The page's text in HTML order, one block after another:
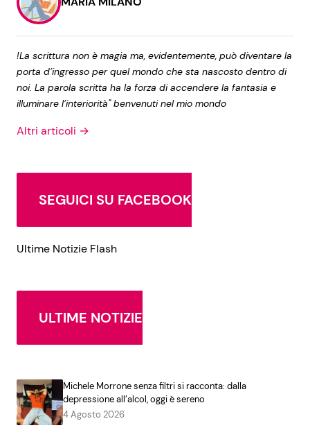
!La scrittura non è magia ma, evidentemente, può diventare la
porta d’ingresso per quel mondo che sta nascosto dentro di
noi. La parola scritta ha la forza di accendere la fantasia e
illuminare l’interiorità" benvenuti nel mio mondo
Altri articoli →
SEGUICI SU FACEBOOK
Ultime Notizie Flash
ULTIME NOTIZIE
Michele Morrone senza filtri si racconta: dalla
depressione all’alcol, oggi è sereno
4 Agosto 2026